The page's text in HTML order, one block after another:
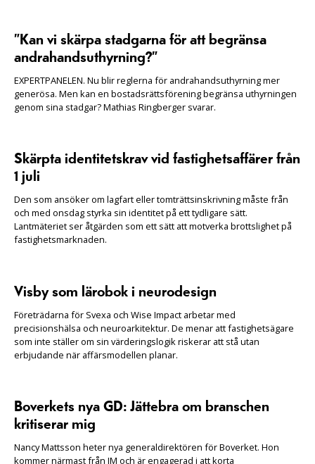
”Kan vi skärpa stadgarna för att begränsa
andrahandsuthyrning?”
EXPERTPANELEN. Nu blir reglerna för andrahandsuthyrning mer
generösa. Men kan en bostadsrättsförening begränsa uthyrningen
genom sina stadgar? Mathias Ringberger svarar.
Skärpta identitetskrav vid fastighetsaffärer från
1 juli
Den som ansöker om lagfart eller tomträttsinskrivning måste från
och med onsdag styrka sin identitet på ett tydligare sätt.
Lantmäteriet ser åtgärden som ett sätt att motverka brottslighet på
fastighetsmarknaden.
Visby som lärobok i neurodesign
Företrädarna för Svexa och Wise Impact arbetar med
precisionshälsa och neuroarkitektur. De menar att fastighetsägare
som inte ställer om sin värderingslogik riskerar att stå utan
erbjudande när affärsmodellen planar.
Boverkets nya GD: Jättebra om branschen
kritiserar mig
Nancy Mattsson heter nya generaldirektören för Boverket. Hon
kommer närmast från JM och är engagerad i att korta